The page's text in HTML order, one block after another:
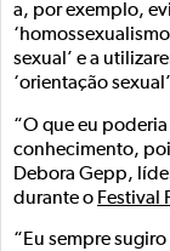
a, por exemplo,
sexual’ e a
‘orientação
“O que eu
conhecimento,
Debora Gepp,
durante o Festival
“Eu sempre